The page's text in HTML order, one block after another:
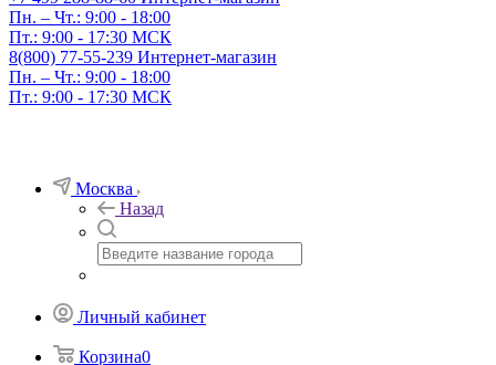
Пн. – Чт.: 9:00 - 18:00
Пт.: 9:00 - 17:30 МСК
8(800) 77-55-239 Интернет-магазин
Пн. – Чт.: 9:00 - 18:00
Пт.: 9:00 - 17:30 МСК
Москва
Назад
Личный кабинет
Корзина0